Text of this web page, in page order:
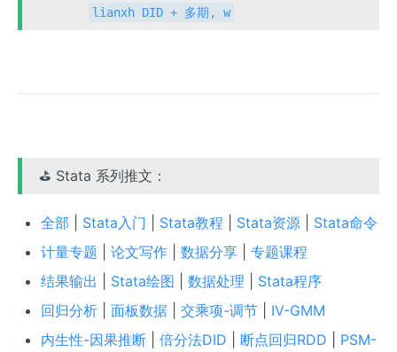
lianxh DID + 多期, w
⛳ Stata 系列推文：
全部 Stata入门 Stata教程 Stata资源| Stata命令
计量专题
论文写作| 数据分享| 专题课程
结果输出
Stata绘图 数据处理
Stata程序
回归分析| 面板数据| 交乘项-调节| IV-GMM
内生性-因果推断| 倍分法DID 断点回归RDD
PSM-